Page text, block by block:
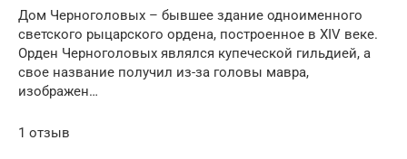
Дом Черноголовых – бывшее здание одноименного
светского рыцарского ордена, построенное в XIV веке.
Орден Черноголовых являлся купеческой гильдией, а
свое название получил из-за головы мавра,
изображен…
1 отзыв